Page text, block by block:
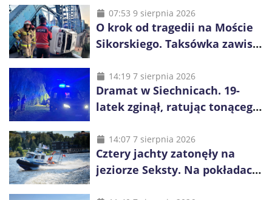
07:53 9 sierpnia 2026
O krok od tragedii na Moście
Sikorskiego. Taksówka zawisła
14:19 7 sierpnia 2026
Dramat w Siechnicach. 19-
latek zginął, ratując tonącego
14:07 7 sierpnia 2026
Cztery jachty zatonęły na
jeziorze Seksty. Na pokładach